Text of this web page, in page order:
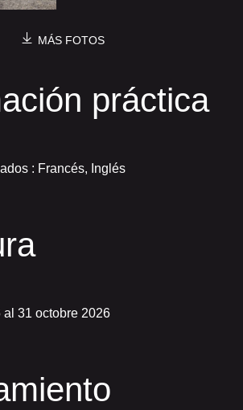
MÁS FOTOS
práctica
: Francés, Inglés
al 31 octobre 2026